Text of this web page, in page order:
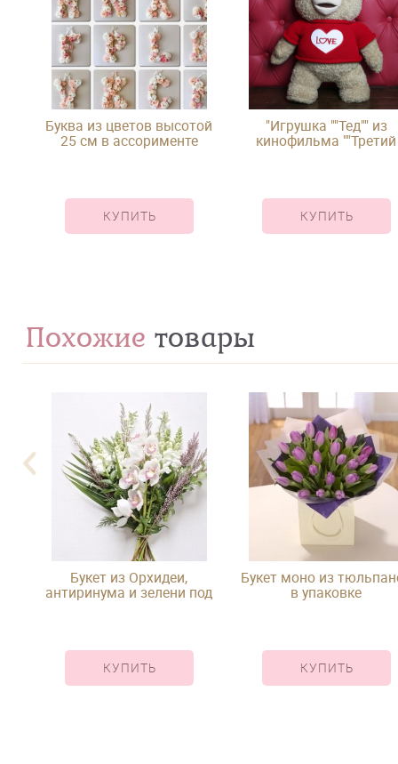
Буква из цветов высотой
25 см в ассорименте
КУПИТЬ
"Игрушка ""Тед"" из
кинофильма ""Третий
КУПИТЬ
Похожие товары
Букет из Орхидеи,
антиринума и зелени под
КУПИТЬ
Букет моно из
в упаковке
КУПИТЬ